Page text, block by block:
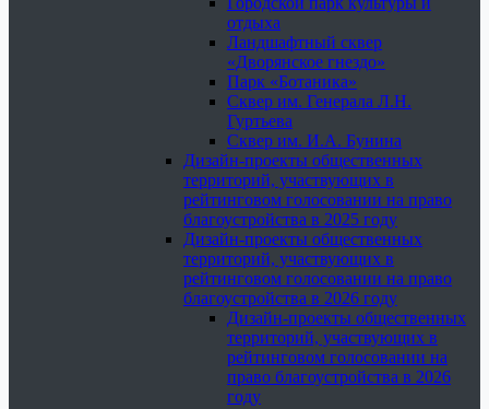
отдыха
Ландшафтный сквер
«Дворянское гнездо»
Парк «Ботаника»
Сквер им. Генерала Л.Н.
Гуртьева
Сквер им. И.А. Бунина
Дизайн-проекты общественных
территорий, участвующих в
рейтинговом голосовании на право
благоустройства в 2025 году
Дизайн-проекты общественных
территорий, участвующих в
рейтинговом голосовании на право
благоустройства в 2026 году
Дизайн-проекты общественных
территорий, участвующих в
рейтинговом голосовании на
право благоустройства в 2026
году